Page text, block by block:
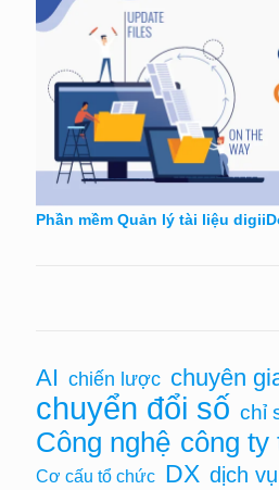
Phần mềm Quản lý tài liệu
AI chiến lược chuyên
chuyển đổi số chỉ
Công nghệ công ty
Cơ cấu tổ chức DX dịch